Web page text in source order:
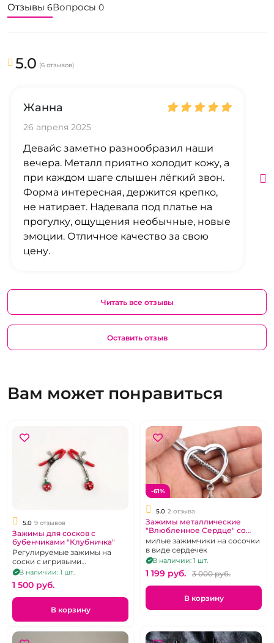
Отзывы 6Вопросы 0
5.0 (6 отзывов)
Жанна
26 апреля 2025
Девайс заметно разнообразил наши
вечера. Металл приятно холодит кожу, а
при каждом шаге слышен лёгкий звон.
Форма интересная, держится крепко,
не натирает. Надевала под платье на
прогулку, ощущения необычные, новые
эмоции. Отличное качество за свою
цену.
Читать все отзывы
Оставить отзыв
Вам может понравиться
5.0 9 отзывов
Зажимы для сосков с
бубенчиками "Клубничка"
Регулируемые зажимы на
соски с игривыми
украшениями - клубничками
В наличии: 1 шт.
1 500 pуб.
В корзину
-61%
5.0 2 отзыва
Зажимы металлические
"Влюбленное Сердце" со
стрелой на цепочке
милые зажимчики на сосочки
в виде сердечек
В наличии: 1 шт.
1 199 pуб. 3 000 pуб.
В корзину